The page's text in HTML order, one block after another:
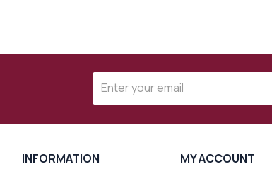
INFORMATION MY ACCOUNT